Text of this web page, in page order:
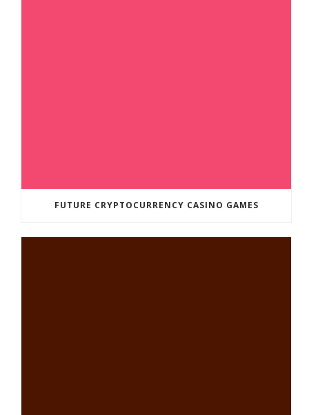
FUTURE CRYPTOCURRENCY CASINO GAMES